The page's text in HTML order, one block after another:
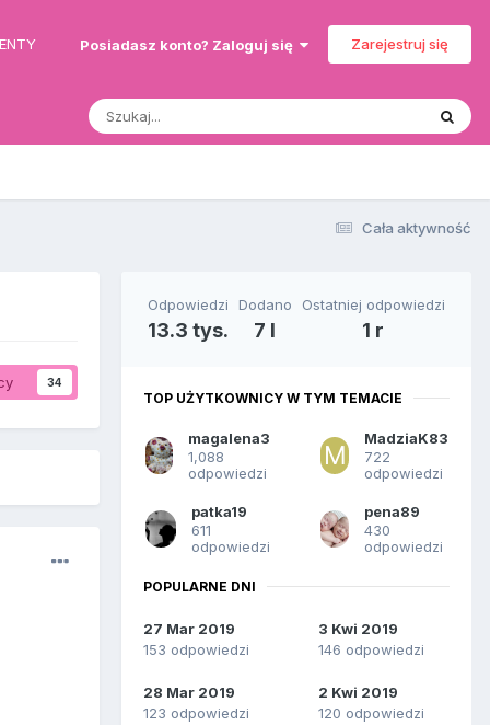
Posiadasz konto? Zaloguj się Zarejestruj się
Cała aktywność
34
Odpowiedzi
13.3 tys.
Dodano
7 l
Ostatniej odpowiedzi
1 r
TOP UŻYTKOWNICY W TYM TEMACIE
magalena3
1,088
odpowiedzi
MadziaK83
722
odpowiedzi
patka19
611
odpowiedzi
pena89
430
odpowiedzi
POPULARNE DNI
27 Mar 2019
153 odpowiedzi
3 Kwi 2019
146 odpowiedzi
28 Mar 2019
123 odpowiedzi
2 Kwi 2019
120 odpowiedzi